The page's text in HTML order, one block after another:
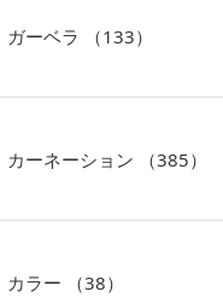
ガーベラ （133）
カーネーション （385）
カラー （38）